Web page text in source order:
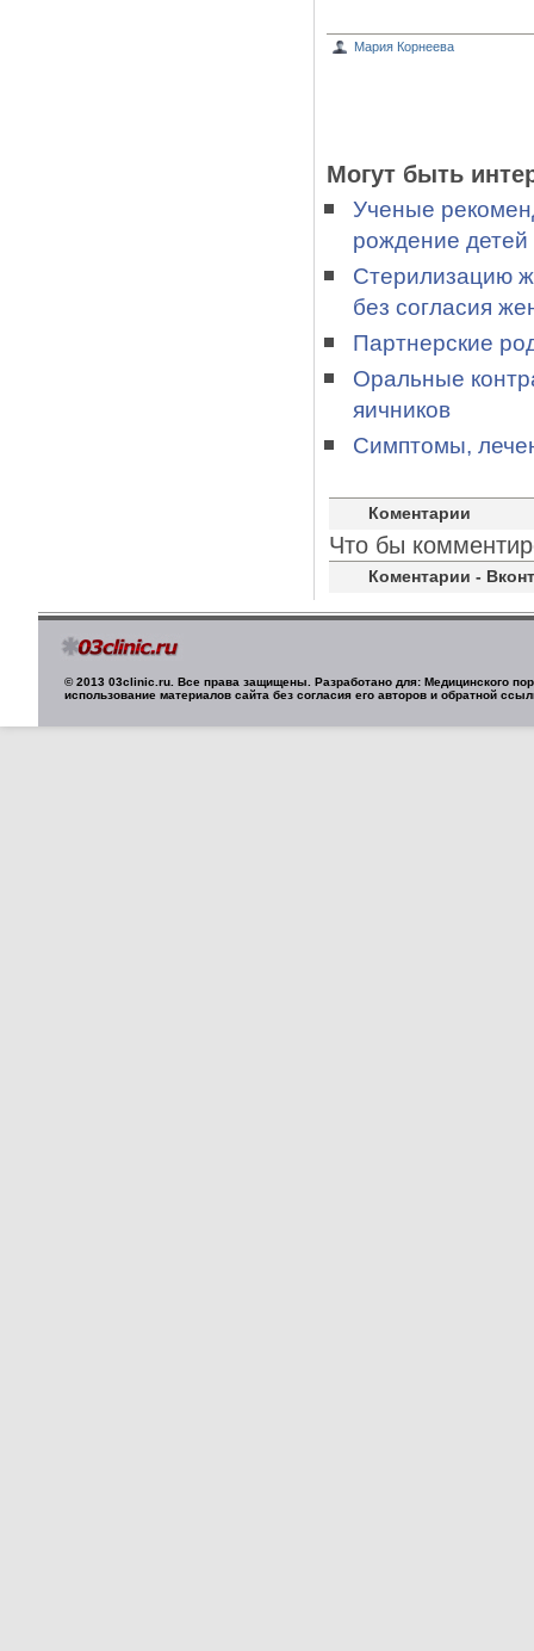
Мария Корнеева
Могут быть
Ученые
рождение детей
Стерилизацию
без согласия
Партнерские
Оральные
яичников
Симптомы,
Коментарии
Что бы
Коментарии -
© 2013 03clinic.ru. Все права защищены. Разработано для: Медицинского
использование материалов сайта без согласия его авторов и обратной